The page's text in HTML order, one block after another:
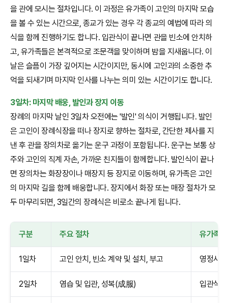
을 관에 모시는 절차입니다. 이 과정은 유가족이 고인의 마지막 모습
을 볼 수 있는 시간으로, 종교가 있는 경우 각 종교의 예법에 따라 의
식을 함께 진행하기도 합니다. 입관식이 끝나면 관을 빈소에 안치하
고, 유가족들은 본격적으로 조문객을 맞이하며 밤을 지새웁니다. 이
날은 슬픔이 가장 깊어지는 시간이지만, 동시에 고인과의 소중한 추
억을 되새기며 마지막 인사를 나누는 의미 있는 시간이기도 합니다.
3일차: 마지막 배웅, 발인과 장지 이동
장례의 마지막 날인 3일차 오전에는 '발인' 의식이 거행됩니다. 발인
은 고인이 장례식장을 떠나 장지로 향하는 절차로, 간단한 제사를 지
낸 후 관을 장의차로 옮기는 운구 과정이 포함됩니다. 운구는 보통 상
주와 고인의 직계 자손, 가까운 친지들이 함께합니다. 발인식이 끝나
면 장의차는 화장장이나 매장지 등 장지로 이동하며, 유가족은 고인
의 마지막 길을 함께 배웅합니다. 장지에서 화장 또는 매장 절차가 모
두 마무리되면, 3일간의 장례식은 비로소 끝나게 됩니다.
구분 주요 절차 유가족
1일차 고인 안치, 빈소 계약 및 설치, 부고 영정사
2일차 염습 및 입관, 성복(成服) 입관식